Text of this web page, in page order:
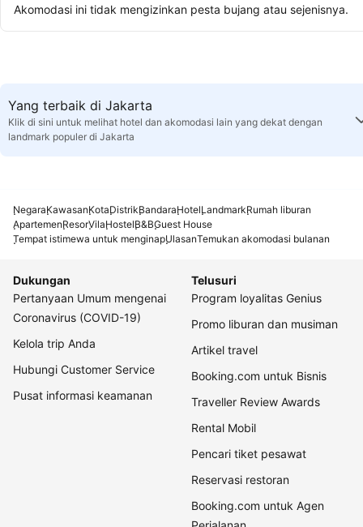
Akomodasi ini tidak mengizinkan pesta bujang atau sejenisnya.
Yang terbaik di Jakarta
Klik di sini untuk melihat hotel dan akomodasi lain yang dekat dengan
landmark populer di Jakarta
NegaraKawasanKotaDistrikBandaraHotelLandmarkRumah liburan
ApartemenResorVilaHostelB&BGuest House
Tempat istimewa untuk menginapUlasanTemukan akomodasi bulanan
Dukungan
Pertanyaan Umum mengenai
Coronavirus (COVID-19)
Kelola trip Anda
Hubungi Customer Service
Pusat informasi keamanan
Telusuri
Program loyalitas Genius
Promo liburan dan musiman
Artikel travel
Booking.com untuk Bisnis
Traveller Review Awards
Rental Mobil
Pencari tiket pesawat
Reservasi restoran
Booking.com untuk Agen